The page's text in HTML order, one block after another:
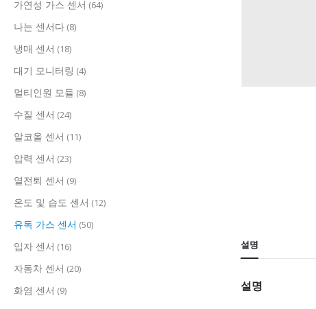
설명
설명
가연성 가스 센서 (64)
나는 센서다 (8)
냉매 센서 (18)
대기 모니터링 (4)
멀티인원 모듈 (8)
수질 센서 (24)
알코올 센서 (11)
압력 센서 (23)
열전퇴 센서 (9)
온도 및 습도 센서 (12)
유독 가스 센서 (50)
입자 센서 (16)
자동차 센서 (20)
화염 센서 (9)